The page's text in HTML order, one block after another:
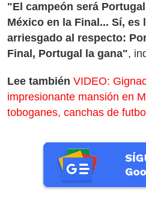
"El campeón será
México en la Final... Sí, es
arriesgado al respecto:
Final, Portugal la gana",
Lee también VIDEO:
impresionante mansión en
toboganes, canchas de